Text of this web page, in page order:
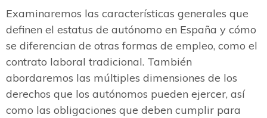
Examinaremos las características generales que
definen el estatus de autónomo en España y cómo
se diferencian de otras formas de empleo, como el
contrato laboral tradicional. También
abordaremos las múltiples dimensiones de los
derechos que los autónomos pueden ejercer, así
como las obligaciones que deben cumplir para